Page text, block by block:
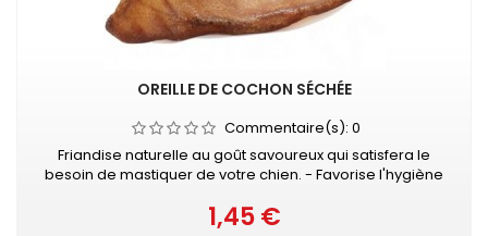
OREILLE DE COCHON SÉCHÉE
Commentaire(s): 0
Friandise naturelle au goût savoureux qui satisfera le
besoin de mastiquer de votre chien. - Favorise l'hygiène
En complément d'une alimentation équilibrée et complète
Prix
1,45 €